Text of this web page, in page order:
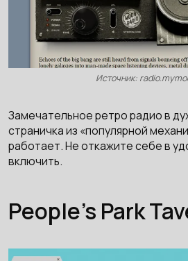
Источник:
Замечательное ретро радио в
страничка из «популярной
работает. Не откажите себе в
включить.
People’s Park